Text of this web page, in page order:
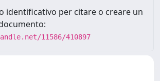
identificativo per citare o creare un
11586/410897